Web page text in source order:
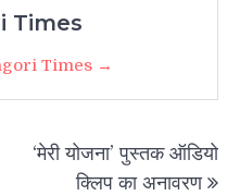
Times
Times →
‘मेरी योजना’ पुस्तक ऑडियो
क्लिप का अनावरण